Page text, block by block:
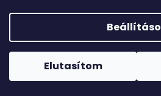
Elutasítom
Forró napokon nem javasoljuk a
történő kézbesítést. A magas
termékek átvételkor nem biztos,
POSAY
SZÉRUM
ÉRZÉKENY
ML